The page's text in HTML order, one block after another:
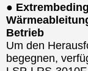
●
Betrieb
Um den
begegnen,